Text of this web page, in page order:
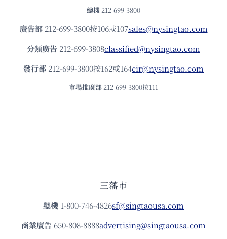
總機 212-699-3800
廣告部212-699-3800按106或107sales@nysingtao.com
分類廣告 212-699-3808classified@nysingtao.com
發⾏部 212-699-3800按162或164cir@nysingtao.com
市場推廣部 212-699-3800按111
三藩市
總機 1-800-746-4826sf@singtaousa.com
商業廣告 650-808-8888advertising@singtaousa.com